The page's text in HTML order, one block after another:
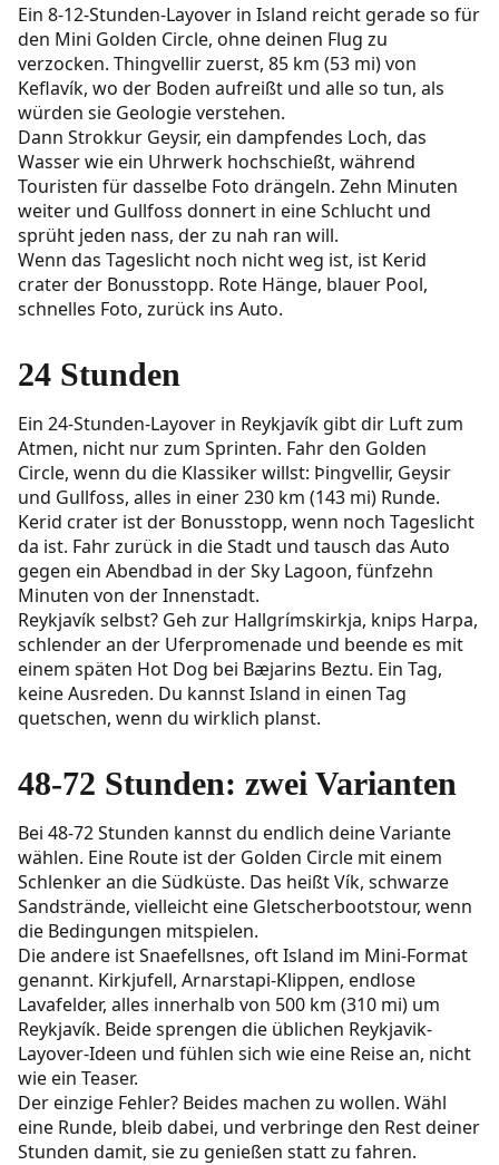
Ein 8-12-Stunden-Layover in Island reicht gerade so für
den Mini Golden Circle, ohne deinen Flug zu
verzocken. Thingvellir zuerst, 85 km (53 mi) von
Keflavík, wo der Boden aufreißt und alle so tun, als
würden sie Geologie verstehen.
Dann Strokkur Geysir, ein dampfendes Loch, das
Wasser wie ein Uhrwerk hochschießt, während
Touristen für dasselbe Foto drängeln. Zehn Minuten
weiter und Gullfoss donnert in eine Schlucht und
sprüht jeden nass, der zu nah ran will.
Wenn das Tageslicht noch nicht weg ist, ist Kerid
crater der Bonusstopp. Rote Hänge, blauer Pool,
schnelles Foto, zurück ins Auto.
24 Stunden
Ein 24-Stunden-Layover in Reykjavík gibt dir Luft zum
Atmen, nicht nur zum Sprinten. Fahr den Golden
Circle, wenn du die Klassiker willst: Þingvellir, Geysir
und Gullfoss, alles in einer 230 km (143 mi) Runde.
Kerid crater ist der Bonusstopp, wenn noch Tageslicht
da ist. Fahr zurück in die Stadt und tausch das Auto
gegen ein Abendbad in der Sky Lagoon, fünfzehn
Minuten von der Innenstadt.
Reykjavík selbst? Geh zur Hallgrímskirkja, knips Harpa,
schlender an der Uferpromenade und beende es mit
einem späten Hot Dog bei Bæjarins Beztu. Ein Tag,
keine Ausreden. Du kannst Island in einen Tag
quetschen, wenn du wirklich planst.
48-72 Stunden: zwei Varianten
Bei 48-72 Stunden kannst du endlich deine Variante
wählen. Eine Route ist der Golden Circle mit einem
Schlenker an die Südküste. Das heißt Vík, schwarze
Sandstrände, vielleicht eine Gletscherbootstour, wenn
die Bedingungen mitspielen.
Die andere ist Snaefellsnes, oft Island im Mini-Format
genannt. Kirkjufell, Arnarstapi-Klippen, endlose
Lavafelder, alles innerhalb von 500 km (310 mi) um
Reykjavík. Beide sprengen die üblichen Reykjavik-
Layover-Ideen und fühlen sich wie eine Reise an, nicht
wie ein Teaser.
Der einzige Fehler? Beides machen zu wollen. Wähl
eine Runde, bleib dabei, und verbringe den Rest deiner
Stunden damit, sie zu genießen statt zu fahren.